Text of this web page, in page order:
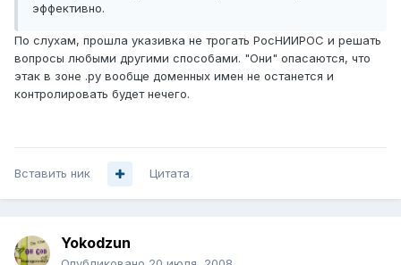
эффективно.
По слухам, прошла указивка не трогать РосНИИРОС и решать
вопросы любыми другими способами. "Они" опасаются, что
этак в зоне .ру вообще доменных имен не останется и
контролировать будет нечего.
Вставить ник Цитата
Yokodzun